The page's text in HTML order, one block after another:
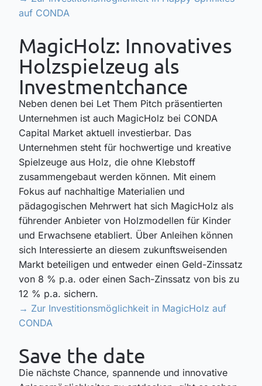
auf CONDA
MagicHolz: Innovatives
Holzspielzeug als
Investmentchance
Neben denen bei Let Them Pitch präsentierten
Unternehmen ist auch MagicHolz bei CONDA
Capital Market aktuell investierbar. Das
Unternehmen steht für hochwertige und kreative
Spielzeuge aus Holz, die ohne Klebstoff
zusammengebaut werden können. Mit einem
Fokus auf nachhaltige Materialien und
pädagogischen Mehrwert hat sich MagicHolz als
führender Anbieter von Holzmodellen für Kinder
und Erwachsene etabliert. Über Anleihen können
sich Interessierte an diesem zukunftsweisenden
Markt beteiligen und entweder einen Geld-Zinssatz
von 8 % p.a. oder einen Sach-Zinssatz von bis zu
12 % p.a. sichern.
→ Zur Investitionsmöglichkeit in MagicHolz auf
CONDA
Save the date
Die nächste Chance, spannende und innovative